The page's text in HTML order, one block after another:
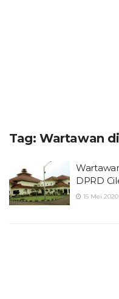
Tag: Wartawan
DPRD
15 Mei 2020